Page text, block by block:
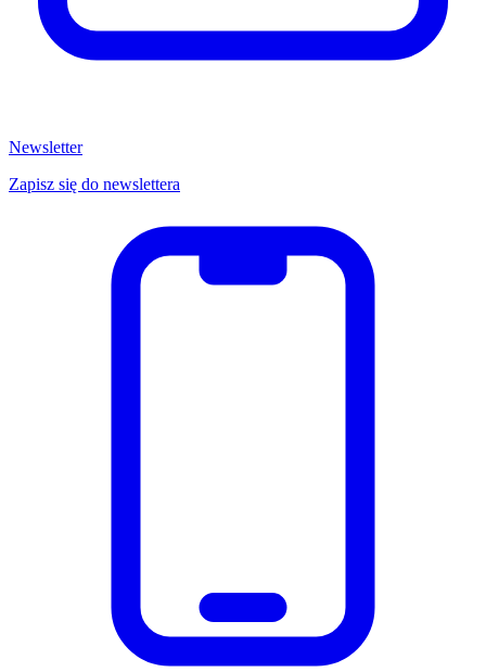
Newsletter
Zapisz się do newslettera